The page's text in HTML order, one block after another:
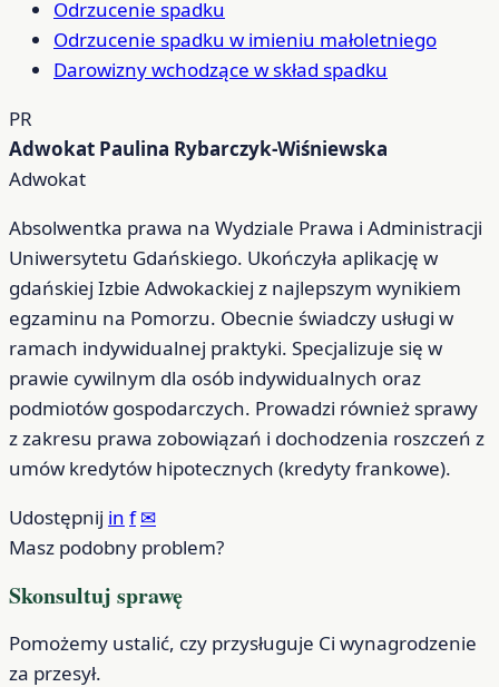
Odrzucenie spadku
Odrzucenie spadku w imieniu małoletniego
Darowizny wchodzące w skład spadku
PR
Adwokat Paulina Rybarczyk-Wiśniewska
Adwokat
Absolwentka prawa na Wydziale Prawa i Administracji
Uniwersytetu Gdańskiego. Ukończyła aplikację w
gdańskiej Izbie Adwokackiej z najlepszym wynikiem
egzaminu na Pomorzu. Obecnie świadczy usługi w
ramach indywidualnej praktyki. Specjalizuje się w
prawie cywilnym dla osób indywidualnych oraz
podmiotów gospodarczych. Prowadzi również sprawy
z zakresu prawa zobowiązań i dochodzenia roszczeń z
umów kredytów hipotecznych (kredyty frankowe).
Udostępnij in f ✉
Masz podobny problem?
Skonsultuj sprawę
Pomożemy ustalić, czy przysługuje Ci wynagrodzenie
za przesył.